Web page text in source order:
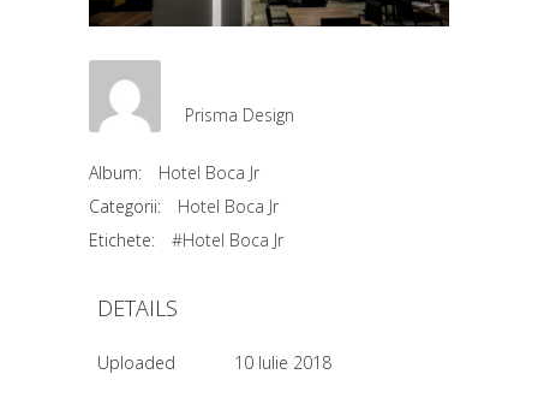
Prisma Design
Album:
Hotel Boca Jr
Categorii:
Hotel Boca Jr
Etichete:
#Hotel Boca Jr
DETAILS
Uploaded 10 Iulie 2018